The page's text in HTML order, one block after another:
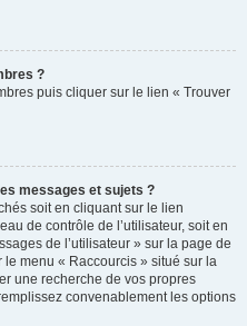
?
puis cliquer sur le lien « Trouver
messages et sujets ?
soit en cliquant sur le lien
de contrôle de l’utilisateur, soit en
de l’utilisateur » sur la page de
menu « Raccourcis » situé sur la
une recherche de vos propres
convenablement les options